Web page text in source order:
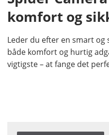
komfort og
Leder du efter en smart
både komfort og hurtig
vigtigste – at fange det